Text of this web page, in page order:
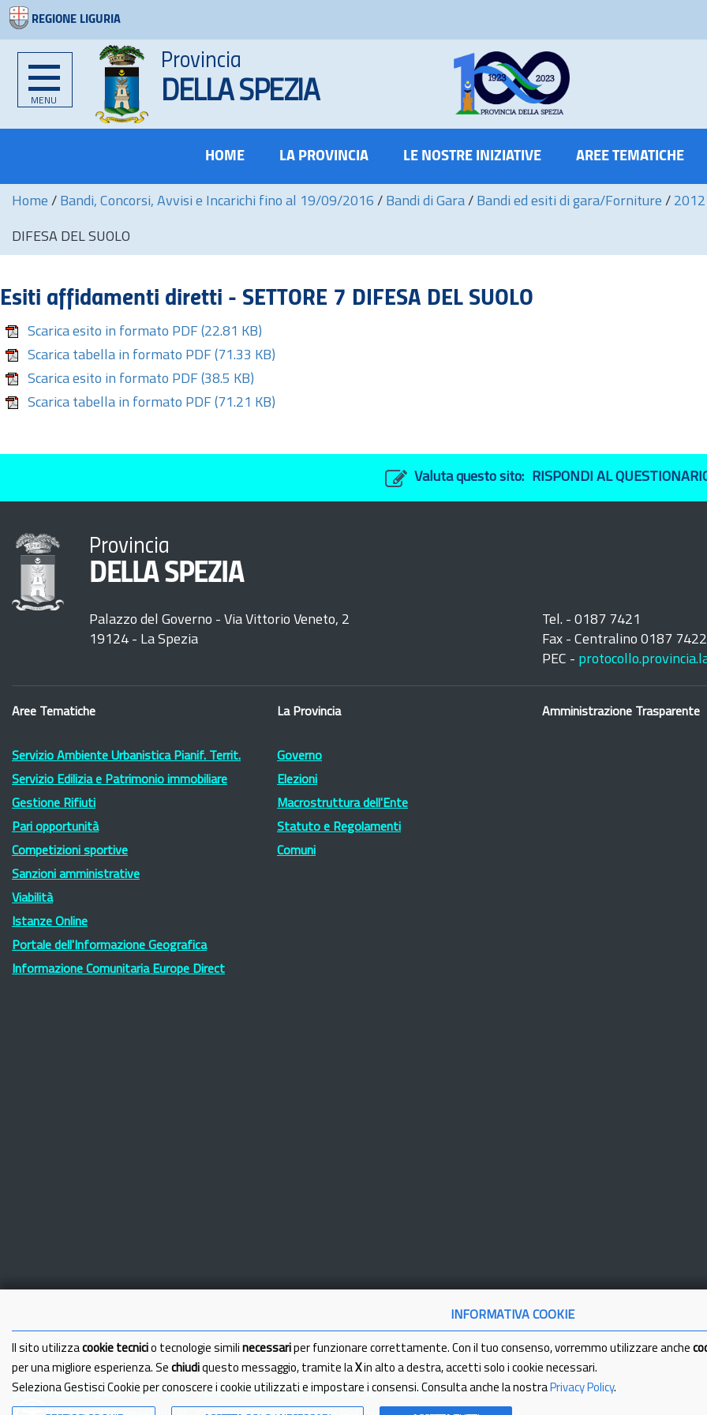
REGIONE LIGURIA
MENU
Provincia
DELLA SPEZIA
HOME LA PROVINCIA LE NOSTRE INIZIATIVE AREE TEMATICHE
Home / Bandi, Concorsi, Avvisi e Incarichi fino al 19/09/2016 / Bandi di Gara / Bandi ed esiti di gara/Forniture / 2012
DIFESA DEL SUOLO
Esiti affidamenti diretti - SETTORE 7 DIFESA DEL SUOLO
Scarica esito in formato PDF (22.81 KB)
Scarica tabella in formato PDF (71.33 KB)
Scarica esito in formato PDF (38.5 KB)
Scarica tabella in formato PDF (71.21 KB)
Valuta questo sito: RISPONDI AL
Provincia
DELLA SPEZIA
Palazzo del Governo - Via Vittorio Veneto, 2
19124 - La Spezia
Tel. - 0187 7421
Fax - Centralino 0187
PEC -
Aree Tematiche
Servizio Ambiente Urbanistica Pianif. Territ.
Servizio Edilizia e Patrimonio immobiliare
Gestione Rifiuti
Pari opportunità
Competizioni sportive
Sanzioni amministrative
Viabilità
Istanze Online
Portale dell'Informazione Geografica
Informazione Comunitaria Europe Direct
La Provincia
Governo
Elezioni
Macrostruttura dell'Ente
Statuto e Regolamenti
Comuni
Amministrazione Trasparente
Come raggiungerci Link Utili IBAN e pagamenti informatici
Partita Iva
INFORMATIVA COOKIE
Il sito utilizza cookie tecnici o tecnologie simili necessari per funzionare correttamente. Con il tuo consenso, vorremmo utilizzare anche
per una migliore esperienza. Se chiudi questo messaggio, tramite la Xin alto a destra, accetti solo i cookie necessari.
Seleziona Gestisci Cookie per conoscere i cookie utilizzati e impostare i consensi. Consulta anche la nostra Privacy Policy.